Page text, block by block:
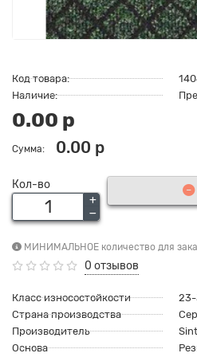
Код товара:
Наличие:
0.00 р
Сумма: 0.00 р
Кол-во
МИНИМАЛЬНОЕ количество для
0 отзывов
Класс износостойкости
Страна производства
Производитель
Основа